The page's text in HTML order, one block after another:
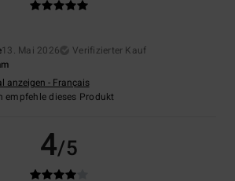
13. Mai 2026
Verifizierter Kauf
anzeigen - Français
empfehle dieses Produkt
4/5